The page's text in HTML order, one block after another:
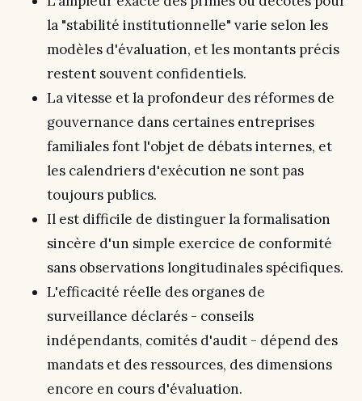
la "stabilité institutionnelle" varie selon les
modèles d'évaluation, et les montants précis
restent souvent confidentiels.
La vitesse et la profondeur des réformes de
gouvernance dans certaines entreprises
familiales font l'objet de débats internes, et
les calendriers d'exécution ne sont pas
toujours publics.
Il est difficile de distinguer la formalisation
sincère d'un simple exercice de conformité
sans observations longitudinales spécifiques.
L'efficacité réelle des organes de
surveillance déclarés - conseils
indépendants, comités d'audit - dépend des
mandats et des ressources, des dimensions
encore en cours d'évaluation.